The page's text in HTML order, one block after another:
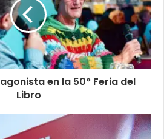
en la 50° Feria del
Libro